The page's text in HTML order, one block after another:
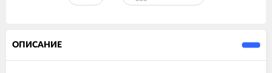
ОПИСАНИЕ